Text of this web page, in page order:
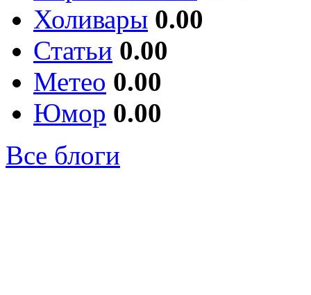
Холивары 0.00
Статьи 0.00
Метео 0.00
Юмор 0.00
Все блоги